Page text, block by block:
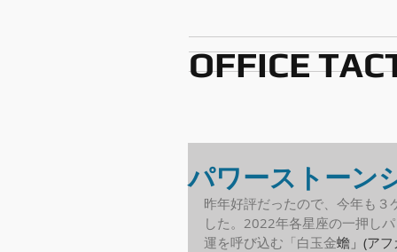
OFFICE
パワーストーン
昨年好評だったので、今年も
した。2022年各星座の一押し
運を呼び込む「白玉金蟾」(ア